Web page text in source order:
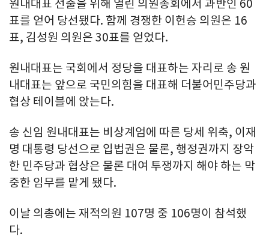
원내대표 선출을 위해 열린 의원총회에서 과반인 60
표를 얻어 당선됐다. 함께 경쟁한 이헌승 의원은 16
표, 김성원 의원은 30표를 얻었다.
원내대표는 국회에서 정당을 대표하는 자리로 송 원
내대표는 앞으로 국민의힘을 대표해 더불어민주당과
협상 테이블에 앉는다.
송 신임 원내대표는 비상계엄에 따른 당세 위축, 이재
명 대통령 당선으로 입법권은 물론, 행정권까지 장악
한 민주당과 협상은 물론 대여 투쟁까지 해야 하는 막
중한 임무를 맡게 됐다.
이날 의총에는 재적의원 107명 중 106명이 참석했
다.